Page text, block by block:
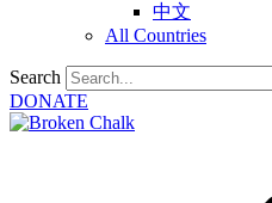
中文
All Countries
Search
DONATE